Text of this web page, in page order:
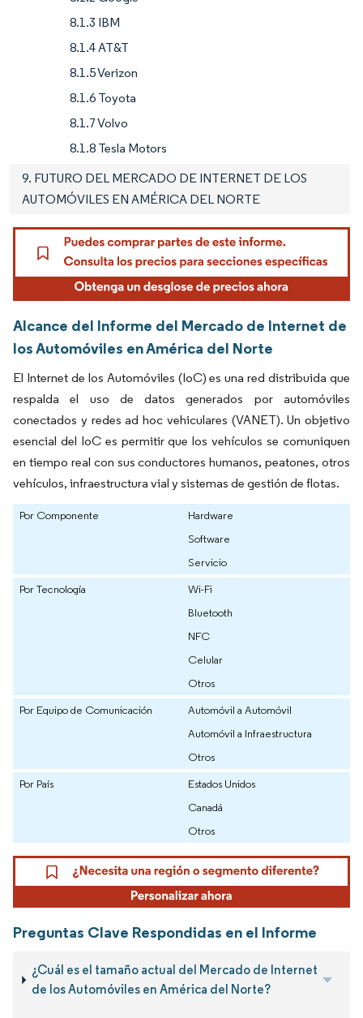
8.1.3 IBM
8.1.4 AT&T
8.1.5 Verizon
8.1.6 Toyota
8.1.7 Volvo
8.1.8 Tesla Motors
9. FUTURO DEL MERCADO DE INTERNET DE LOS
AUTOMÓVILES EN AMÉRICA DEL NORTE
Alcance del Informe del Mercado de Internet de
los Automóviles en América del Norte
El Internet de los Automóviles (IoC) es una red distribuida que
respalda el uso de datos generados por automóviles
conectados y redes ad hoc vehiculares (VANET). Un objetivo
esencial del IoC es permitir que los vehículos se comuniquen
en tiempo real con sus conductores humanos, peatones, otros
vehículos, infraestructura vial y sistemas de gestión de flotas.
Por Componente
Hardware
Software
Servicio
Por Tecnología
Wi-Fi
Bluetooth
NFC
Celular
Otros
Por Equipo de Comunicación
Automóvil a Automóvil
Automóvil a Infraestructura
Otros
Por País
Estados Unidos
Canadá
Otros
Preguntas Clave Respondidas en el Informe
¿Cuál es el tamaño actual del Mercado de Internet
de los Automóviles en América del Norte?